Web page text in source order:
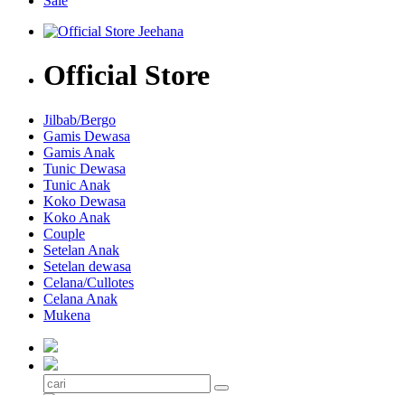
Official Store
Jilbab/Bergo
Gamis Dewasa
Gamis Anak
Tunic Dewasa
Tunic Anak
Koko Dewasa
Koko Anak
Couple
Setelan Anak
Setelan dewasa
Celana/Cullotes
Celana Anak
Mukena